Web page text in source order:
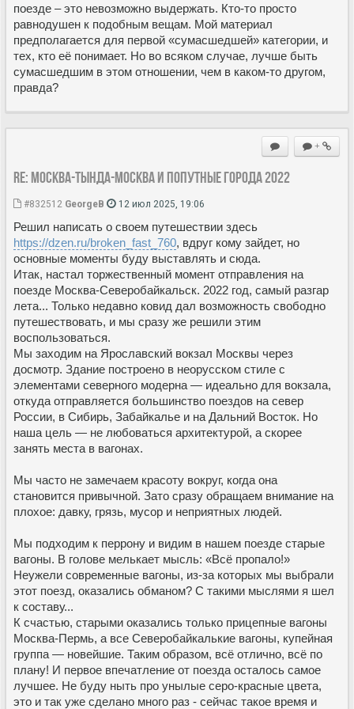
поезде – это невозможно выдержать. Кто-то просто
равнодушен к подобным вещам. Мой материал
предполагается для первой «сумасшедшей» категории, и
тех, кто её понимает. Но во всяком случае, лучше быть
сумасшедшим в этом отношении, чем в каком-то другом,
правда?
+
Re: Москва-Тында-Москва и попутные города 2022
#832512 GeorgeB 12 июл 2025, 19:06
Решил написать о своем путешествии здесь
https://dzen.ru/broken_fast_760, вдруг кому зайдет, но
основные моменты буду выставлять и сюда.
Итак, настал торжественный момент отправления на
поезде Москва-Северобайкальск. 2022 год, самый разгар
лета... Только недавно ковид дал возможность свободно
путешествовать, и мы сразу же решили этим
воспользоваться.
Мы заходим на Ярославский вокзал Москвы через
досмотр. Здание построено в неорусском стиле с
элементами северного модерна — идеально для вокзала,
откуда отправляется большинство поездов на север
России, в Сибирь, Забайкалье и на Дальний Восток. Но
наша цель — не любоваться архитектурой, а скорее
занять места в вагонах.
Мы часто не замечаем красоту вокруг, когда она
становится привычной. Зато сразу обращаем внимание на
плохое: давку, грязь, мусор и неприятных людей.
Мы подходим к перрону и видим в нашем поезде старые
вагоны. В голове мелькает мысль: «Всё пропало!»
Неужели современные вагоны, из-за которых мы выбрали
этот поезд, оказались обманом? С такими мыслями я шел
к составу...
К счастью, старыми оказались только прицепные вагоны
Москва-Пермь, а все Северобайкалькие вагоны, купейная
группа — новейшие. Таким образом, всё отлично, всё по
плану! И первое впечатление от поезда осталось самое
лучшее. Не буду ныть про унылые серо-красные цвета,
это и так уже сделано много раз - сейчас такое время и